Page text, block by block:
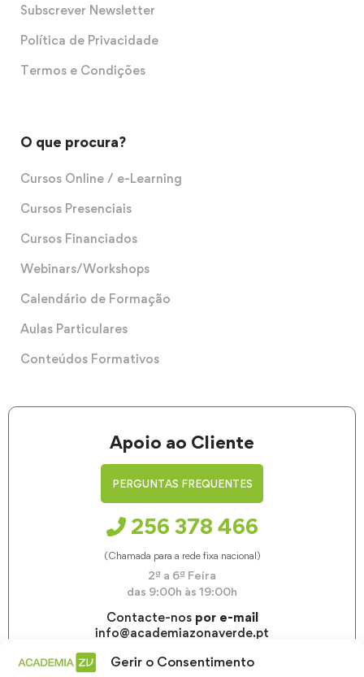
Gerir o Consentimento
Subscrever Newsletter
Política de Privacidade
Termos e Condições
O que procura?
Cursos Online / e-Learning
Cursos Presenciais
Cursos Financiados
Webinars/Workshops
Calendário de Formação
Aulas Particulares
Conteúdos Formativos
Apoio ao Cliente
PERGUNTAS FREQUENTES
256 378 466
(Chamada para a rede fixa nacional)
2ª a 6ª Feira
das 9:00h às 19:00h
Contacte-nos por e-mail
info@academiazonaverde.pt